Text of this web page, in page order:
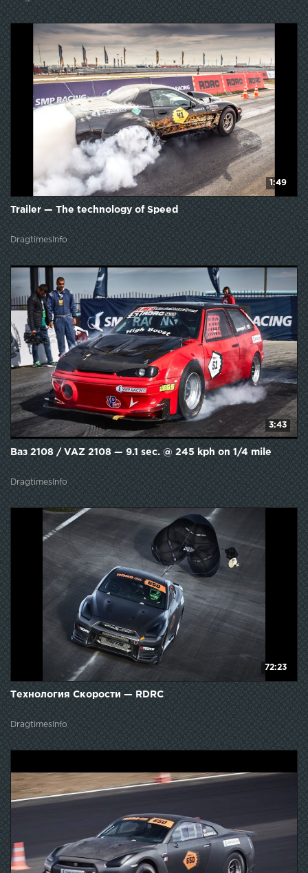
1:49
Trailer — The technology of Speed
DragtimesInfo
3:43
Ваз 2108 / VAZ 2108 — 9.1 sec. @ 245 kph on 1/4 mile
DragtimesInfo
72:23
Технология Скорости — RDRC
DragtimesInfo